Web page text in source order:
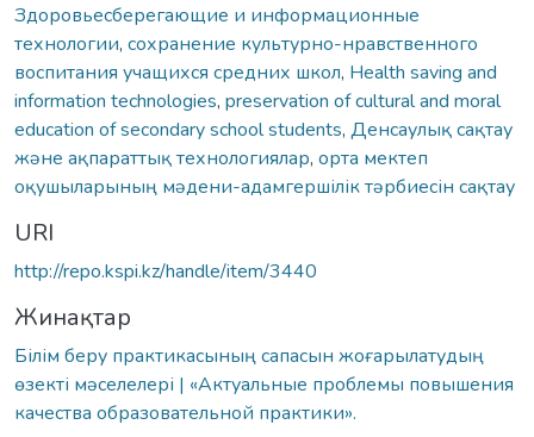
Здоровьесберегающие и информационные
технологии, сохранение культурно-нравственного
воспитания учащихся средних школ, Health saving and
information technologies, preservation of cultural and moral
education of secondary school students, Денсаулық сақтау
жəне ақпараттық технологиялар, орта мектеп
оқушыларының мəдени-адамгершілік тəрбиесін сақтау
URI
http://repo.kspi.kz/handle/item/3440
Жинақтар
Білім беру практикасының сапасын жоғарылатудың
өзекті мәселелері | «Актуальные проблемы повышения
качества образовательной практики».